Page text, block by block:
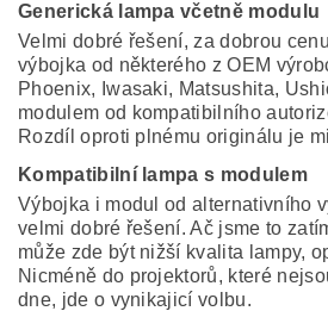
Generická lampa včetně modulu
Velmi dobré řešení, za dobrou
výbojka od některého z OEM
Phoenix, Iwasaki, Matsushita,
modulem od kompatibilního
Rozdíl oproti plnému originálu je
Kompatibilní lampa s modulem
Výbojka i modul od alternativního
velmi dobré řešení. Ač jsme to
může zde být nižší kvalita lampy,
Nicméně do projektorů, které
dne, jde o vynikajicí volbu.